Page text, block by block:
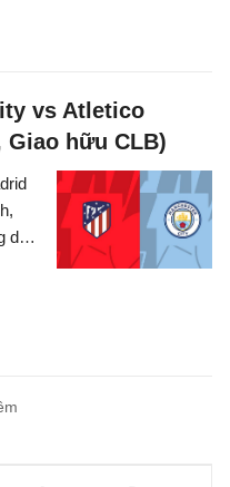
vs Atletico
Giao hữu CLB)
dễ